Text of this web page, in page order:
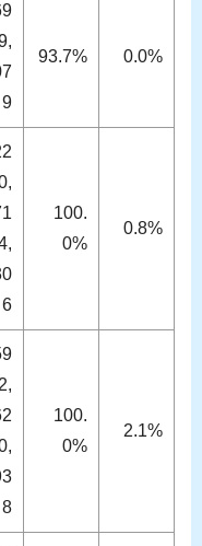
9
93.7% 0.0%
6
100.
0%
0.8%
2,
8
100.
0%
2.1%